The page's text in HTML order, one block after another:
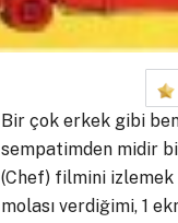
Bir çok erkek gibi
sempatimden midir
(Chef) filmini izlemek
molası verdiğimi, 1